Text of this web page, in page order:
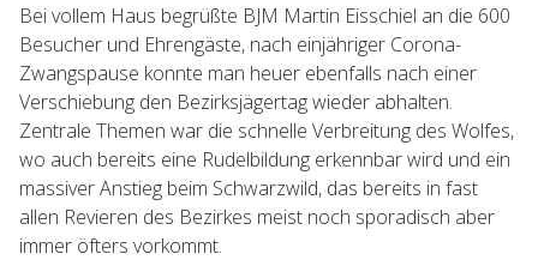
Bei vollem Haus begrüßte BJM Martin Eisschiel an die 600
Besucher und Ehrengäste, nach einjähriger Corona-
Zwangspause konnte man heuer ebenfalls nach einer
Verschiebung den Bezirksjägertag wieder abhalten.
Zentrale Themen war die schnelle Verbreitung des Wolfes,
wo auch bereits eine Rudelbildung erkennbar wird und ein
massiver Anstieg beim Schwarzwild, das bereits in fast
allen Revieren des Bezirkes meist noch sporadisch aber
immer öfters vorkommt.